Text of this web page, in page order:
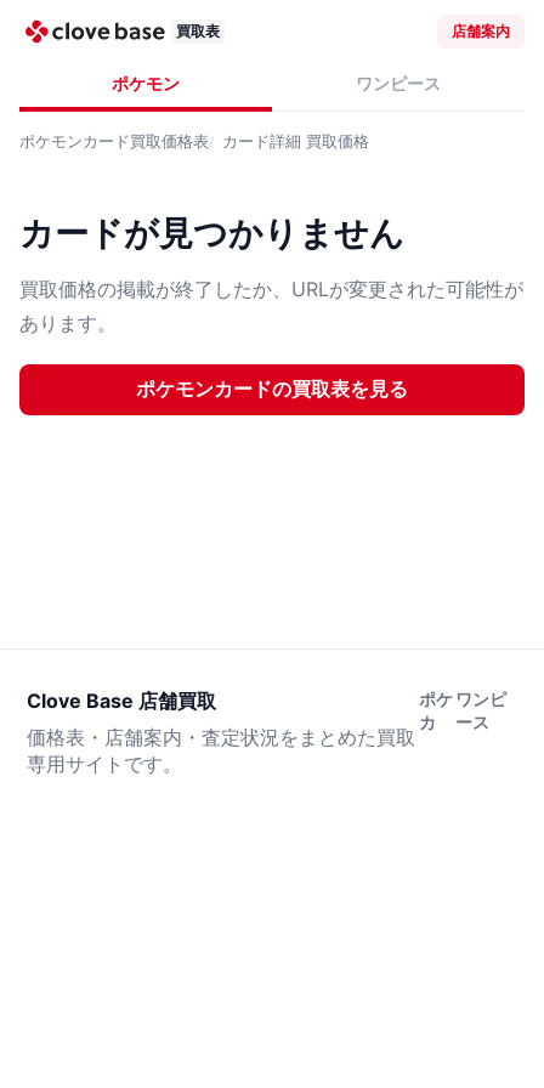
買取表 店舗案内
ポケモン ワンピース
ポケモンカード買取価格表 カード詳細 買取価格
カードが見つかりません
買取価格の掲載が終了したか、URLが変更された可能性が
あります。
ポケモンカードの買取表を見る
Clove Base 店舗買取
価格表・店舗案内・査定状況をまとめた買取
専用サイトです。
ポケ
カ
ワンピ
ース